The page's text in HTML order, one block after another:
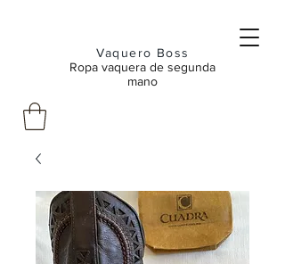
Vaquero Boss
Ropa vaquera de segunda
mano